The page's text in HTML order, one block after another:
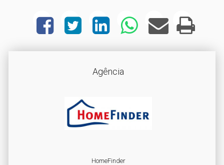
Agência
HomeFinder